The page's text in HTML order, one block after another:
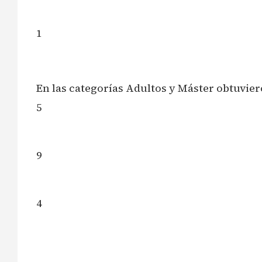
1
En las categorías Adultos y Máster
5
9
4